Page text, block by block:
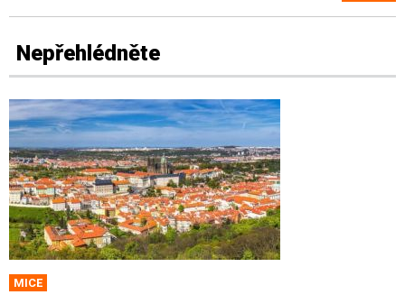
Nepřehlédněte
MICE